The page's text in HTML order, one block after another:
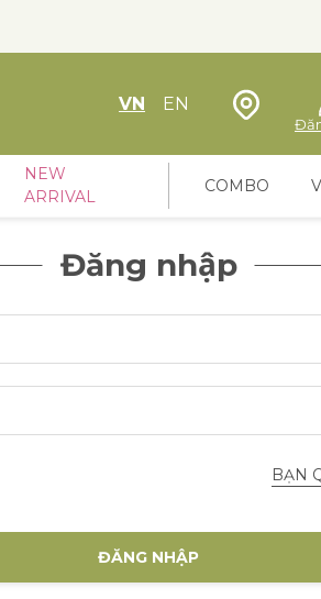
VN EN Định vị
NEW
ARRIVAL
COMBO
Đăng nhập
BẠN
ĐĂNG NHẬP